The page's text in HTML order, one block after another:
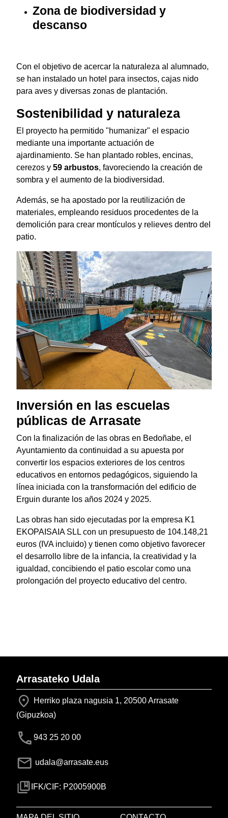
Zona de biodiversidad y
descanso
Con el objetivo de acercar la naturaleza al alumnado,
se han instalado un hotel para insectos, cajas nido
para aves y diversas zonas de plantación.
Sostenibilidad y naturaleza
El proyecto ha permitido "humanizar" el espacio
mediante una importante actuación de
ajardinamiento. Se han plantado robles, encinas,
cerezos y 59 arbustos, favoreciendo la creación de
sombra y el aumento de la biodiversidad.
Además, se ha apostado por la reutilización de
materiales, empleando residuos procedentes de la
demolición para crear montículos y relieves dentro del
patio.
Inversión en las escuelas
públicas de Arrasate
Con la finalización de las obras en Bedoñabe, el
Ayuntamiento da continuidad a su apuesta por
convertir los espacios exteriores de los centros
educativos en entornos pedagógicos, siguiendo la
línea iniciada con la transformación del edificio de
Erguin durante los años 2024 y 2025.
Las obras han sido ejecutadas por la empresa K1
EKOPAISAIA SLL con un presupuesto de 104.148,21
euros (IVA incluido) y tienen como objetivo favorecer
el desarrollo libre de la infancia, la creatividad y la
igualdad, concibiendo el patio escolar como una
prolongación del proyecto educativo del centro.
Arrasateko Udala
Herriko plaza nagusia 1, 20500 Arrasate
(Gipuzkoa)
943 25 20 00
udala@arrasate.eus
IFK/CIF: P2005900B